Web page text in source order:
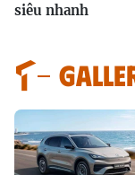
siêu nhanh